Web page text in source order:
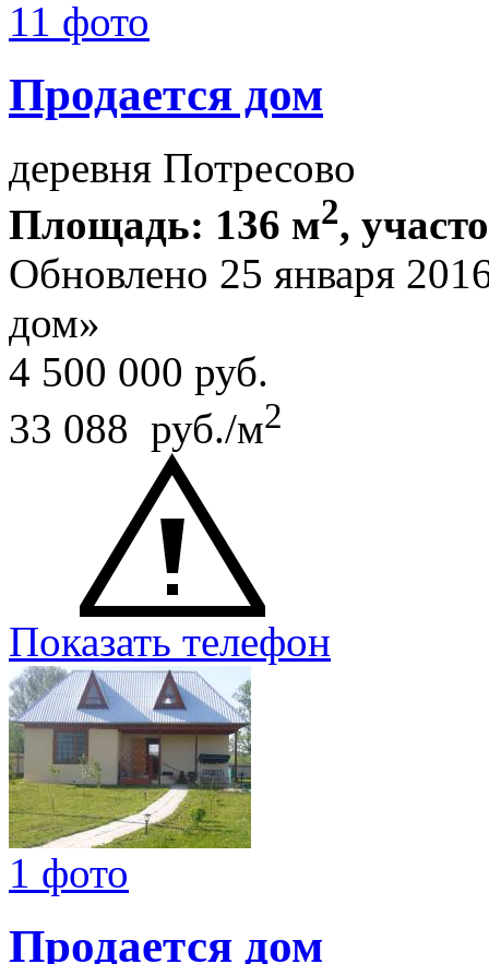
11 фото
Продается дом
деревня Потресово
Площадь: 136 м2,
Обновлено 25 января
дом»
4 500 000 руб.
33 088 руб./м2
Показать телефон
1 фото
Продается дом